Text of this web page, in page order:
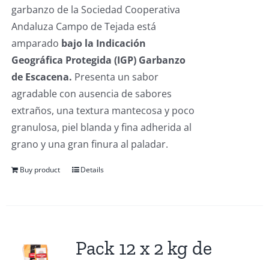
garbanzo de la Sociedad Cooperativa
Andaluza Campo de Tejada está
amparado bajo la Indicación
Geográfica Protegida (IGP) Garbanzo
de Escacena. Presenta un sabor
agradable con ausencia de sabores
extraños, una textura mantecosa y poco
granulosa, piel blanda y fina adherida al
grano y una gran finura al paladar.
Buy product Details
Pack 12 x 2 kg de